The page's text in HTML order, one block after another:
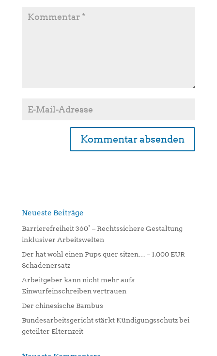
n
v
e
:
Neueste Beiträge
Barrierefreiheit 360° – Rechtssichere Gestaltung
inklusiver Arbeitswelten
Der hat wohl einen Pups quer sitzen… – 1.000 EUR
Schadenersatz
Arbeitgeber kann nicht mehr aufs
Einwurfeinschreiben vertrauen
Der chinesische Bambus
Bundesarbeitsgericht stärkt Kündigungsschutz bei
geteilter Elternzeit